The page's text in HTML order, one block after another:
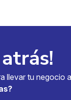
llevar tu negocio